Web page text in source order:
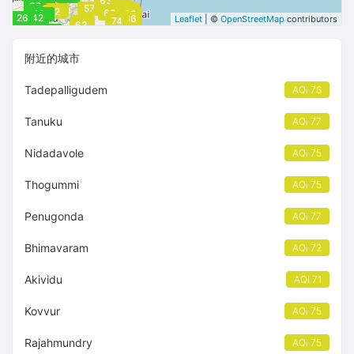
62
42
57
52
39
66
74
69 66
42 52
26 47 66
66
63
66
42 Leaflet | © OpenStreetMap contributors
附近的城市
Tadepalligudem AQI 76
Tanuku AQI 77
Nidadavole AQI 75
Thogummi AQI 75
Penugonda AQI 77
Bhimavaram AQI 72
Akividu AQI 71
Kovvur AQI 75
Rajahmundry AQI 75